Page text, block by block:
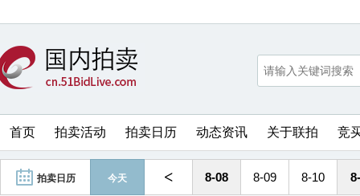
首页 拍卖活动 拍卖日历 动态资讯 关于联拍 竞
拍卖日历 今天 < 8-08 8-09 8-10